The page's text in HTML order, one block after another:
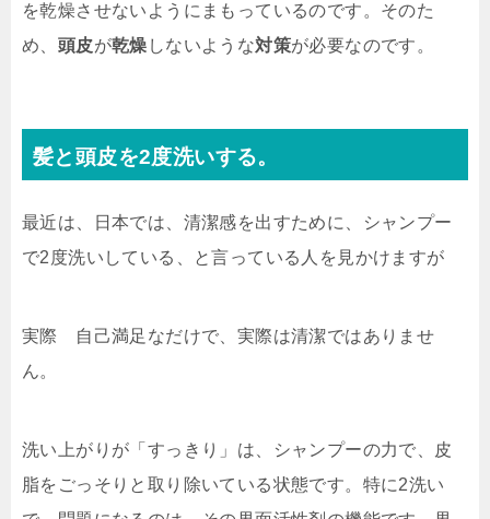
を乾燥させないようにまもっているのです。そのた
め、 頭皮が乾燥 しないような対策が必要なのです。
髪と頭皮を2度洗いする。
最近は、日本では、清潔感を出すために、シャンプー
で2度洗いしている、と言っている人を見かけますが
実際 自己満足なだけで、実際は清潔ではありませ
ん。
洗い上がりが「すっきり」は、シャンプーの力で、皮
脂をごっそりと取り除いている状態です。特に2洗い